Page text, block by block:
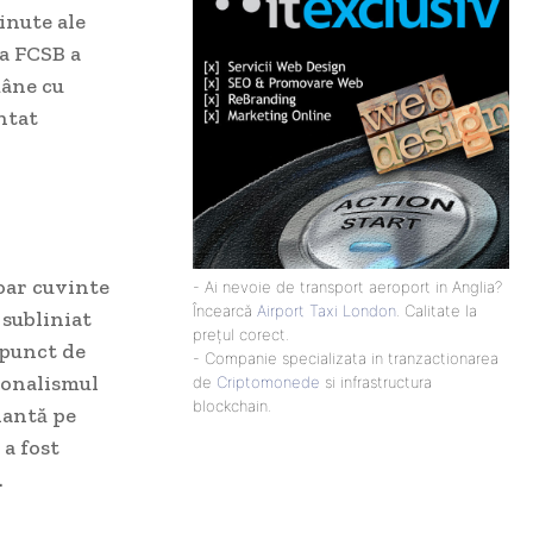
ale
a
cu
cuvinte
subliniat
de
pe
a fost
- Ai nevoie de transport aeroport in Anglia?
Încearcă Airport Taxi London . Calitate la
prețul corect.
- Companie specializata in tranzactionarea
de Criptomonede si infrastructura
blockchain.